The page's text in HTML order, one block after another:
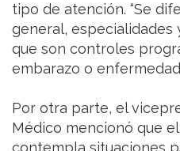
tipo de atención. “Se
general, especialidades
que son controles
embarazo o
Por otra parte, el
Médico mencionó que
contempla situaciones